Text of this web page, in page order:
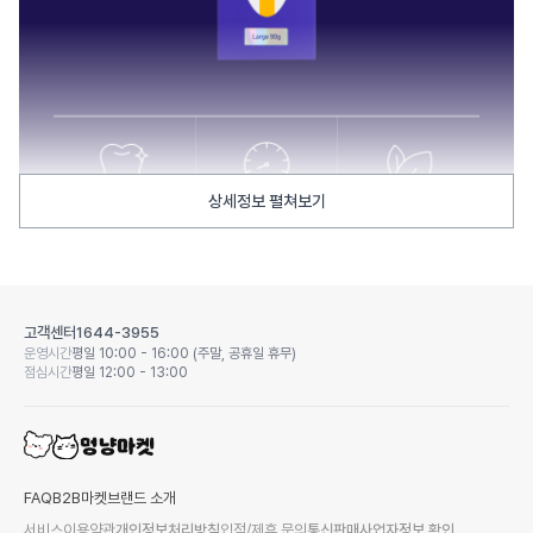
상세정보 펼쳐보기
고객센터1644-3955
운영시간평일 10:00 - 16:00 (주말, 공휴일 휴무)
점심시간평일 12:00 - 13:00
FAQB2B마켓 브랜드 소개
서비스이용약관개인정보처리방침입점/제휴 문의통신판매사업자정보 확인